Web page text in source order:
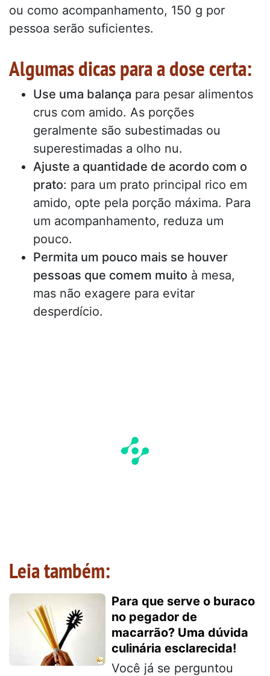
ou como acompanhamento, 150 g por
pessoa serão suficientes.
Algumas dicas para a dose certa:
Use uma balança para pesar alimentos
crus com amido. As porções
geralmente são subestimadas ou
superestimadas a olho nu.
Ajuste a quantidade de acordo com o
prato: para um prato principal rico em
amido, opte pela porção máxima. Para
um acompanhamento, reduza um
pouco.
Permita um pouco mais se houver
pessoas que comem muito à mesa,
mas não exagere para evitar
desperdício.
Leia também:
Para que serve o buraco
no pegador de
macarrão? Uma dúvida
culinária esclarecida!
Você já se perguntou